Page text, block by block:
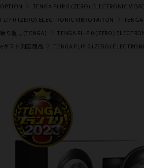
OPTION
TENGA FLIP 0 (ZERO) ELECTRONIC
FLIP 0 (ZERO) ELECTRONIC VIBROTATION
繰り返し(TENGA)
TENGA FLIP 0 (ZERO)
eギフト対応商品 TENGA FLIP 0 (ZERO)